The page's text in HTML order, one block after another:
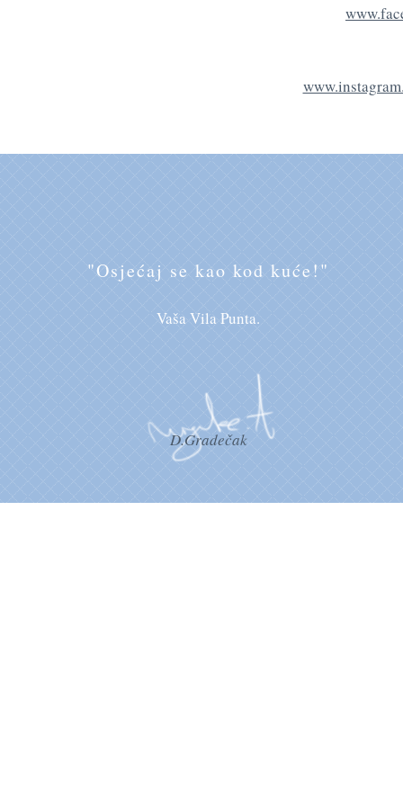
"Osjećaj se kao kod kuće!"
Vaša Vila Punta.
D.Gradečak